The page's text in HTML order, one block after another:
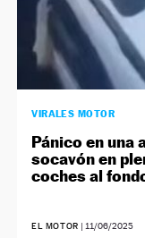
VIRALES MOTOR
Pánico en una
socavón en
coches al
EL MOTOR | 11/06/2025